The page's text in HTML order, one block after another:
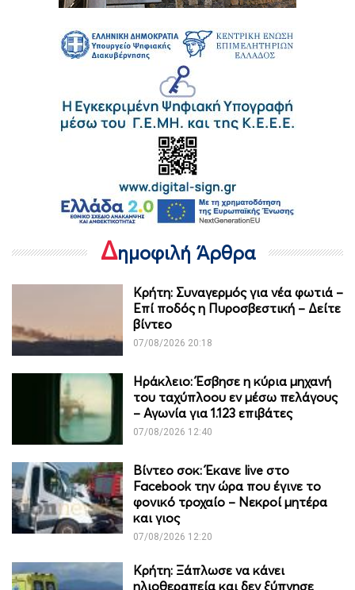
Δημοφιλή Άρθρα
Κρήτη: Συναγερμός για νέα φωτιά –
Επί ποδός η Πυροσβεστική – Δείτε
βίντεο
07/08/2026 20:18
Ηράκλειο: Έσβησε η κύρια μηχανή
του ταχύπλοου εν μέσω πελάγους
– Αγωνία για 1.123 επιβάτες
07/08/2026 12:40
Βίντεο σοκ: Έκανε live στο
Facebook την ώρα που έγινε το
φονικό τροχαίο – Νεκροί μητέρα
και γιος
07/08/2026 12:20
Κρήτη: Ξάπλωσε να κάνει
ηλιοθεραπεία και δεν ξύπνησε